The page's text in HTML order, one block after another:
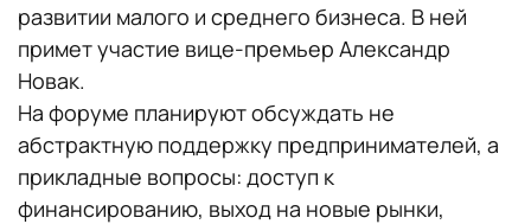
развитии малого и среднего бизнеса. В ней
примет участие вице-премьер Александр
Новак.
На форуме планируют обсуждать не
абстрактную поддержку предпринимателей, а
прикладные вопросы: доступ к
финансированию, выход на новые рынки,